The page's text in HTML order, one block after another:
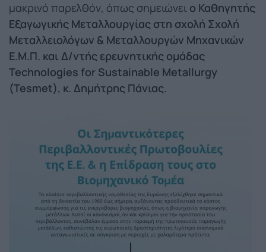
μακρινό παρελθόν, όπως σημειώνει ο Καθηγητής
Εξαγωγικής Μεταλλουργίας στη σχολή Σχολή
Μεταλλειολόγων & Μεταλλουργών Μηχανικών
Ε.Μ.Π. και Δ/ντής ερευνητικής ομάδας
Technologies for Sustainable Metallurgy
(Tesmet), κ. Δημήτρης Πάνιας.